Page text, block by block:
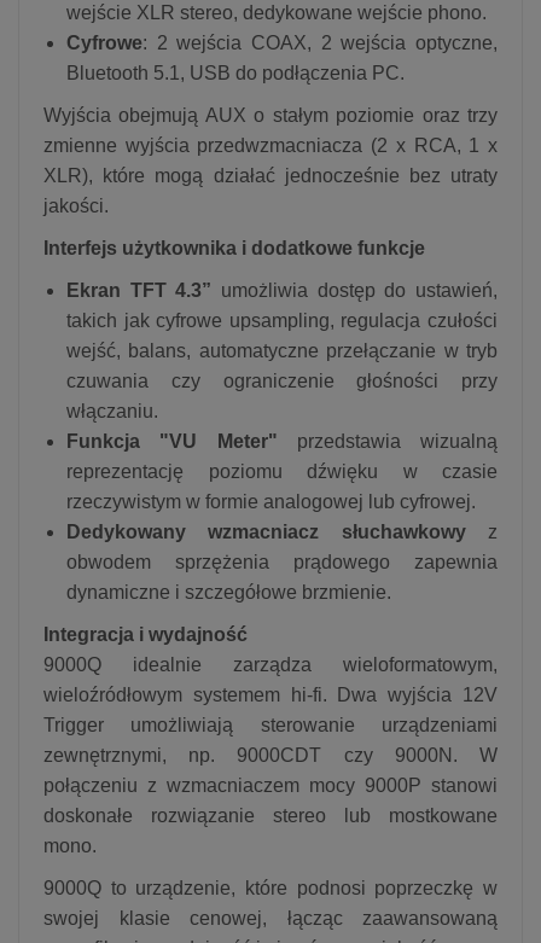
wejście XLR stereo, dedykowane wejście phono.
Cyfrowe: 2 wejścia COAX, 2 wejścia optyczne,
Bluetooth 5.1, USB do podłączenia PC.
Wyjścia obejmują AUX o stałym poziomie oraz trzy
zmienne wyjścia przedwzmacniacza (2 x RCA, 1 x
XLR), które mogą działać jednocześnie bez utraty
jakości.
Interfejs użytkownika i dodatkowe funkcje
Ekran TFT 4.3” umożliwia dostęp do ustawień,
takich jak cyfrowe upsampling, regulacja czułości
wejść, balans, automatyczne przełączanie w tryb
czuwania czy ograniczenie głośności przy
włączaniu.
Funkcja "VU Meter" przedstawia wizualną
reprezentację poziomu dźwięku w czasie
rzeczywistym w formie analogowej lub cyfrowej.
Dedykowany wzmacniacz słuchawkowyz
obwodem sprzężenia prądowego zapewnia
dynamiczne i szczegółowe brzmienie.
Integracja i wydajność
9000Q idealnie zarządza wieloformatowym,
wieloźródłowym systemem hi-fi. Dwa wyjścia 12V
Trigger umożliwiają sterowanie urządzeniami
zewnętrznymi, np. 9000CDT czy 9000N. W
połączeniu z wzmacniaczem mocy 9000P stanowi
doskonałe rozwiązanie stereo lub mostkowane
mono.
9000Q to urządzenie, które podnosi poprzeczkę w
swojej klasie cenowej, łącząc zaawansowaną